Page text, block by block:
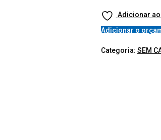
Adicionar
Adicionar o
Categoria: SEM